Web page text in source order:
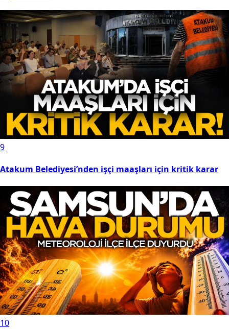
9
Atakum Belediyesi’nden işçi maaşları için kritik karar
10